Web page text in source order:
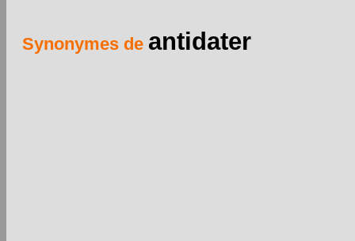
Synonymes de antidater